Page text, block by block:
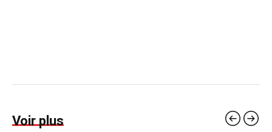
Voir plus